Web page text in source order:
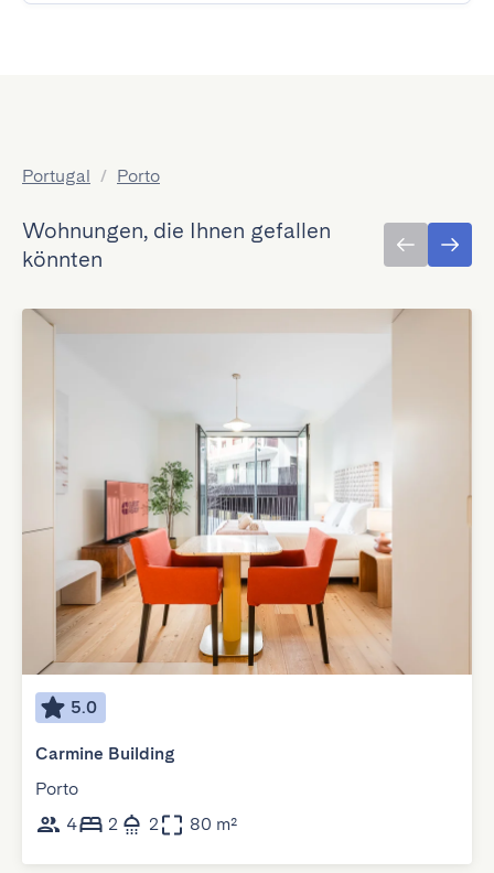
Portugal / Porto
Wohnungen, die Ihnen gefallen
könnten
5.0
Carmine Building
Porto
4
2 2 80 m²